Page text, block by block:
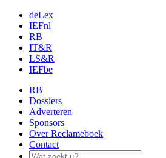
deLex
IEFnl
RB
IT&R
LS&R
IEFbe
RB
Dossiers
Adverteren
Sponsors
Over Reclameboek
Contact